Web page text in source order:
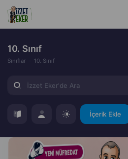
10. Sınıf
Sınıflar 10. Sınıf
İçerik Ekle